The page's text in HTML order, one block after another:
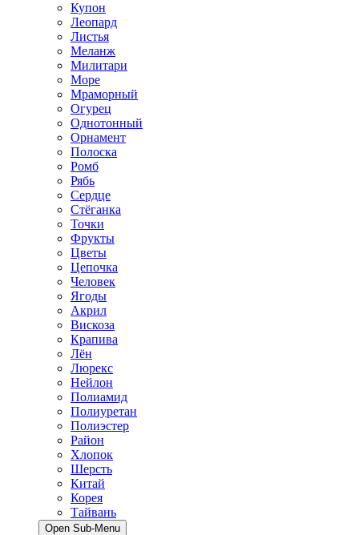
Купон
Леопард
Листья
Меланж
Милитари
Море
Мраморный
Огурец
Однотонный
Орнамент
Полоска
Ромб
Рябь
Сердце
Стёганка
Точки
Фрукты
Цветы
Цепочка
Человек
Ягоды
Акрил
Вискоза
Крапива
Лён
Люрекс
Нейлон
Полиамид
Полиуретан
Полиэстер
Район
Хлопок
Шерсть
Китай
Корея
Тайвань
Open Sub-Menu